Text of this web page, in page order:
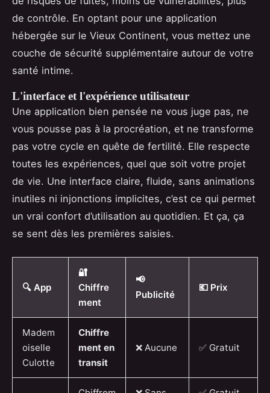
de contrôle. En optant pour une application
hébergée sur le Vieux Continent, vous mettez une
couche de sécurité supplémentaire autour de votre
santé intime.
L'interface et l'expérience utilisateur
Une application bien pensée ne vous juge pas, ne
vous pousse pas à la procréation, et ne transforme
pas votre cycle en quête de fertilité. Elle respecte
toutes les expériences, quel que soit votre projet
de vie. Une interface claire, fluide, sans animations
inutiles ni injonctions implicites, c’est ce qui permet
un vrai confort d’utilisation au quotidien. Et ça, ça
se sent dès les premières saisies.
🔍 App
🔐
Chiffre
ment
📢
Publicité
💶 Prix
Madem
oiselle
Culotte
Chiffre
ment en
transit
❌ Aucune ✅ Gratuit